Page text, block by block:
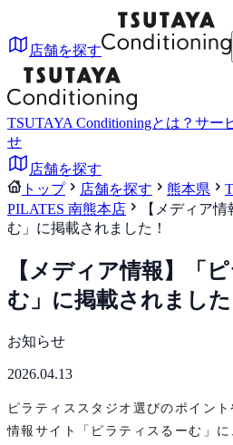
店舗を探す
TSUTAYA Conditioningとは？ サー
せ
店舗を探す
トップ
店舗を探す 熊本県
PILATES 南熊本店
【メディア
む」に掲載されました！
【メディア情報】「
む」に掲載されました
お知らせ
2026.04.13
ピラティススタジオ選びのポイン
情報サイト「ピラティスるーむ」